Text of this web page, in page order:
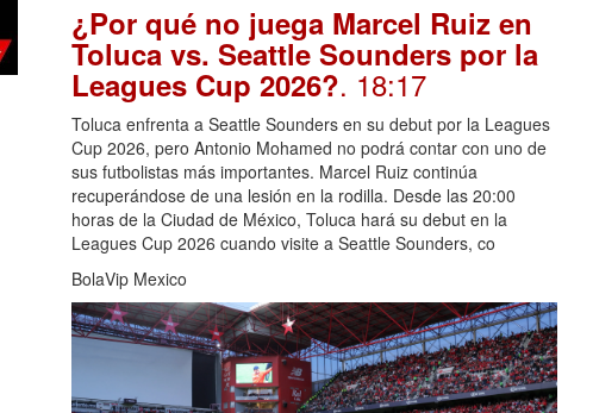
¿Por qué no juega Marcel Ruiz en
Toluca vs. Seattle Sounders por la
Leagues Cup 2026?. 18:17
Toluca enfrenta a Seattle Sounders en su debut por la Leagues
Cup 2026, pero Antonio Mohamed no podrá contar con uno de
sus futbolistas más importantes. Marcel Ruiz continúa
recuperándose de una lesión en la rodilla. Desde las 20:00
horas de la Ciudad de México, Toluca hará su debut en la
Leagues Cup 2026 cuando visite a Seattle Sounders, co
BolaVip Mexico